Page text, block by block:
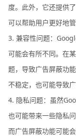
度。此外，它还提供
可以帮助用户更好地管
3. 兼容性问题：
可能会有所不同。在
题，导致广告屏蔽功
不稳定，也可能导致
4. 隐私问题：虽然
也可能带来一些隐私
而广告屏蔽功能可能